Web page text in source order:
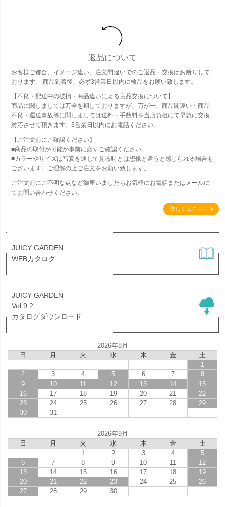
返品について
お客様ご都合、イメージ違い、注文間違いでのご返品・交換はお断りして
おります。 商品到着後、必ず3営業日以内に検品をお願い致します。
【不良・配送中の破損・商品違いによる良品交換について】
商品に関しましては万全を期しておりますが、万が一、商品間違い・商品
不良・運送事故等に関しましては送料・手数料を当店負担にて早急に交換
対応させて頂きます。3営業日以内にお電話ください。
【ご注文前にご確認ください】
■商品の取付が可能か事前に必ずご確認ください。
■カラーやサイズは写真を通して見る時とは想像と違うと感じられる場合も
ございます。ご理解の上ご注文をお願い致します。
ご注文前にご不明な点など御座いましたらお気軽にお電話またはメールに
てお問い合わせください。
詳しくはこちら
JUICY GARDEN
WEBカタログ
JUICY GARDEN
Vol.9.2
カタログダウンロード
2026年8月
日
月 火 水 木 金
土
1
2
3 4 5 6 7
8
9
10 11 12 13 14
15
16
17 18 19 20 21
22
23
24 25 26 27 28
29
30
31
2026年9月
日
月 火 水 木 金
土
1
2 3 4
5
6
7 8 9 10 11
12
13
14 15 16 17 18
19
20
21 22 23 24 25
26
27
28 29 30